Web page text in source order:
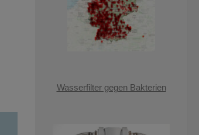
Wasserfilter gegen Bakterien